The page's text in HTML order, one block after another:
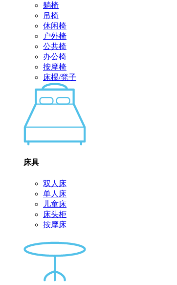
躺椅
吊椅
休闲椅
户外椅
公共椅
办公椅
按摩椅
床榻/凳子
床具
双人床
单人床
儿童床
床头柜
按摩床